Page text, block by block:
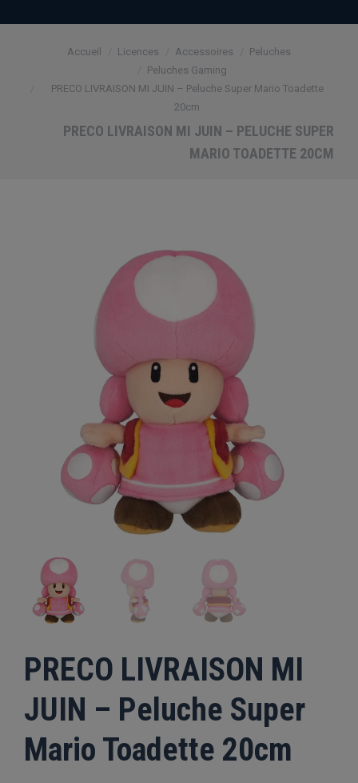
Vous êtes ici :
Accueil Licences Accessoires
Peluches
Peluches Gaming
PRECO LIVRAISON MI JUIN – Peluche Super Mario Toadette
20cm
PRECO LIVRAISON MI JUIN – PELUCHE SUPER
MARIO TOADETTE 20CM
PRECO LIVRAISON MI
JUIN – Peluche Super
Mario Toadette 20cm